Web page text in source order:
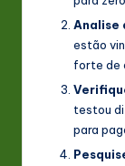
Analise
estão
forte de
testou
para